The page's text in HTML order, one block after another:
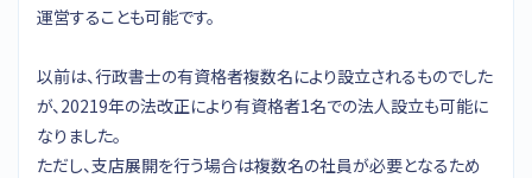
運営することも可能です。
以前は、行政書士の有資格者複数名により設立されるものでした
が、20219年の法改正により有資格者1名での法人設立も可能に
なりました。
ただし、支店展開を行う場合は複数名の社員が必要となるため